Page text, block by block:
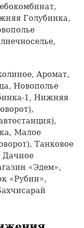
Голубинка,
Аромат,
Новополье
1, Нижняя
Малое
Танковое
Дачное
«Эдем»,
«Рубин»,